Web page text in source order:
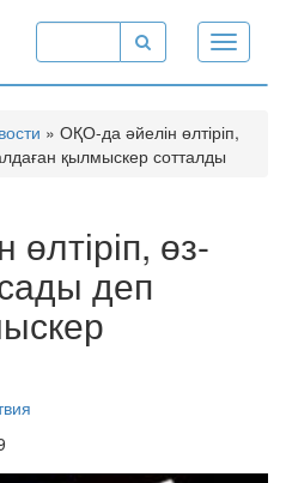
Toggle
» ОҚО-да әйелін өлтіріп,
қылмыскер сотталды
өз-
деп